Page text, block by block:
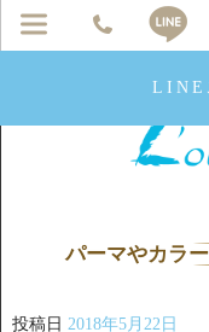
LINE
パーマやカラ
投稿日 2018年5月22日